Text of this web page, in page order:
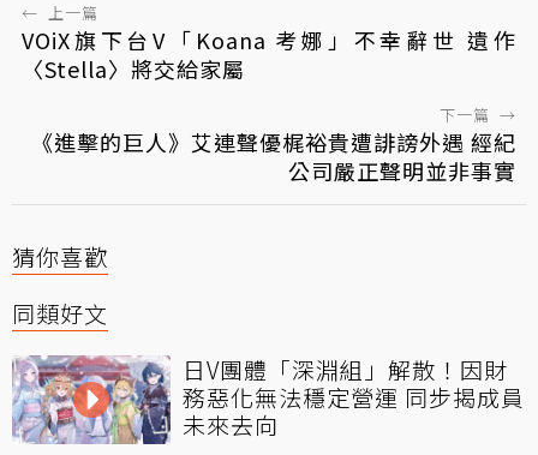
← 上一篇
VOiX旗下台V「Koana 考娜」不幸辭世 遺作
〈Stella〉將交給家屬
下一篇 →
《進擊的巨人》艾連聲優梶裕貴遭誹謗外遇 經紀
公司嚴正聲明並非事實
猜你喜歡
同類好文
日V團體「深淵組」解散！因財
務惡化無法穩定營運 同步揭成員
未來去向